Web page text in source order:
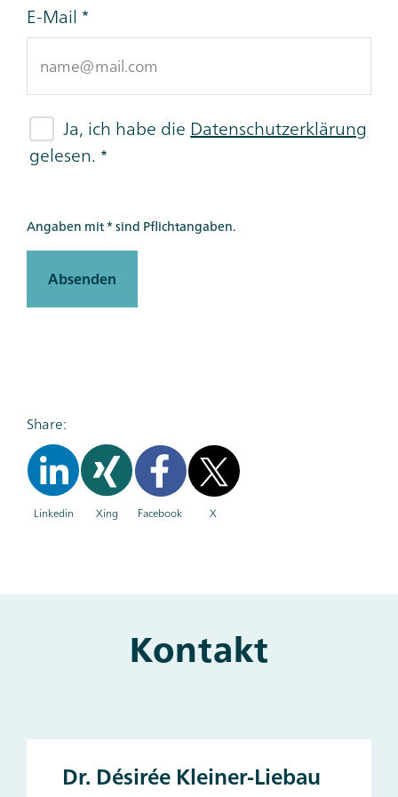
E-Mail
Ja, ich habe dieDatenschutzerklärung
gelesen.
Angaben mit * sind Pflichtangaben.
Absenden
Share:
Linkedin Xing Facebook X
Kontakt
Dr. Désirée Kleiner-Liebau